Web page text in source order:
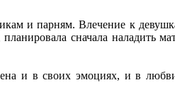
и парням. Влечение к
сначала наладить
и в своих эмоциях, и в